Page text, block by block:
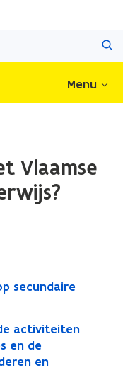
Menu
Vlaamse
secundaire
activiteiten
en de
en